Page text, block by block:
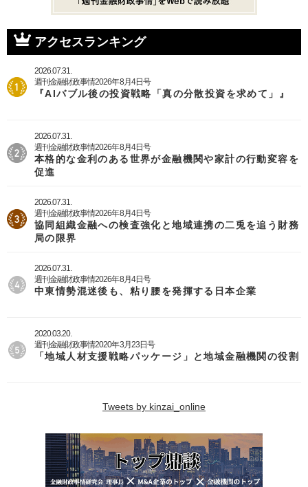
アクセスランキング
2026.07.31.
週刊金融財政事情2026年8月4日号
『AIバブル後の投資戦略「真の分散投資を求めて」』
2026.07.31.
週刊金融財政事情2026年8月4日号
本格的な金利のある世界が金融機関や家計の行動変容を
促進
2026.07.31.
週刊金融財政事情2026年8月4日号
協同組織金融への検査強化と地域連携の二兎を追う財務
局の限界
2026.07.31.
週刊金融財政事情2026年8月4日号
中東情勢混迷後も、粘り腰を発揮する日本企業
2020.03.20.
週刊金融財政事情2020年3月23日号
「地域人材支援戦略パッケージ」と地域金融機関の役割
Tweets by kinzai_online